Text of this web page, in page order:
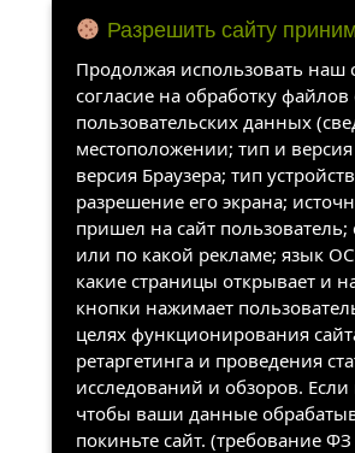
Разрешить сайту
Продолжая использовать наш
согласие на обработку файлов
пользовательских данных
местоположении; тип и
версия Браузера; тип
разрешение его экрана;
пришел на сайт пользователь;
или по какой рекламе; язык
какие страницы открывает и
кнопки нажимает
целях функционирования
ретаргетинга и проведения
исследований и обзоров. Если
чтобы ваши данные
покиньте сайт. (требование